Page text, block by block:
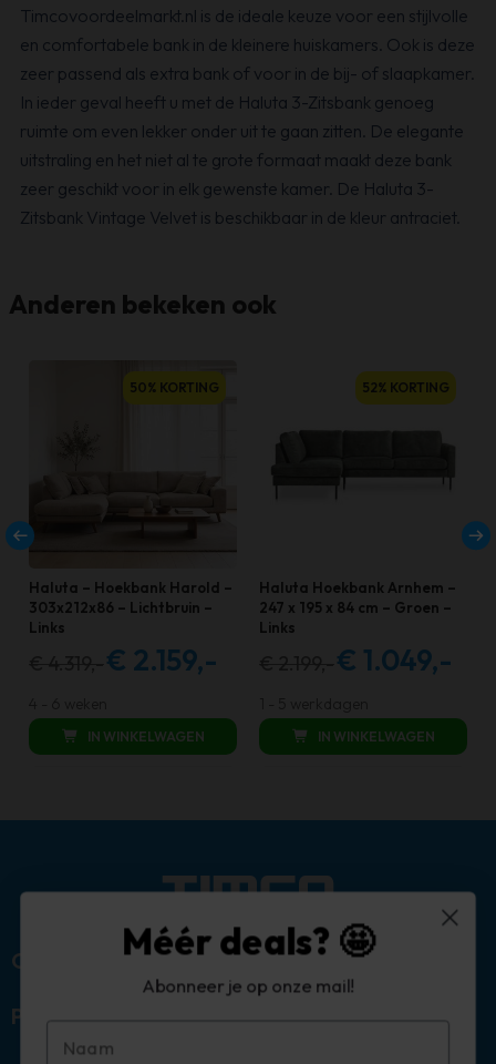
Timcovoordeelmarkt.nl is de ideale keuze voor een stijlvolle
en comfortabele bank in de kleinere huiskamers. Ook is deze
zeer passend als extra bank of voor in de bij- of slaapkamer.
In ieder geval heeft u met de Haluta 3-Zitsbank genoeg
ruimte om even lekker onder uit te gaan zitten. De elegante
uitstraling en het niet al te grote formaat maakt deze bank
zeer geschikt voor in elk gewenste kamer. De Haluta 3-
Zitsbank Vintage Velvet is beschikbaar in de kleur antraciet.
Anderen bekeken ook
Haluta – Hoekbank Harold –
303x212x86 – Lichtbruin –
Links
Oorspronkelijke
was:
€ 4.319,00.
€ 2.159,-
is:
€ 2.159,00.
50% KORTING
IN WINKELWAGEN
Haluta Hoekbank Arnhem –
247 x 195 x 84 cm – Groen –
Links
Oorspronkelijke
was:
€ 2.199,00.
€ 1.049,-
is:
€
52% KORTING
IN WINKELWAGEN
Over ons
Populaire categorieën
Méér deals? 🤩
Abonneer je op onze mail!